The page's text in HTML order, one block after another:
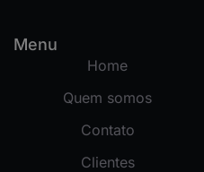
Menu
Home
Quem somos
Contato
Clientes